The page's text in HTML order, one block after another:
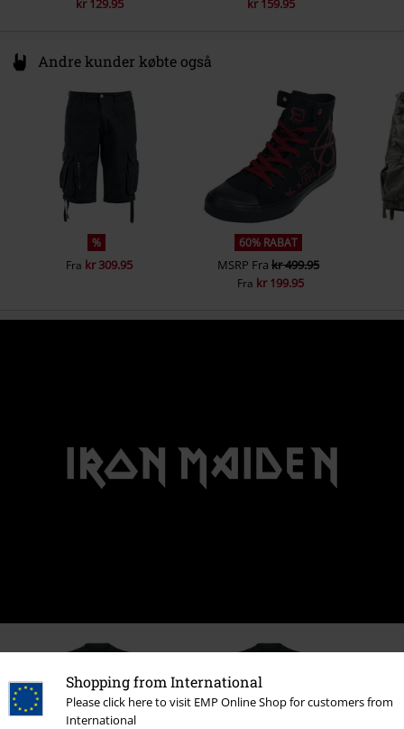
Shopping from International
Please click here to visit EMP Online Shop for customers from
International
kr 129.95 kr 159.95
Andre kunder købte også
%
Fra kr 309.95
60% RABAT
MSRP Fra kr 499.95
Fra kr 199.95